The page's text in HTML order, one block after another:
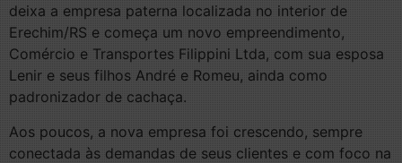
deixa a empresa paterna localizada no interior de
Erechim/RS e começa um novo empreendimento,
Comércio e Transportes Filippini Ltda, com sua esposa
Lenir e seus filhos André e Romeu, ainda como
padronizador de cachaça.
Aos poucos, a nova empresa foi crescendo, sempre
conectada às demandas de seus clientes e com foco na